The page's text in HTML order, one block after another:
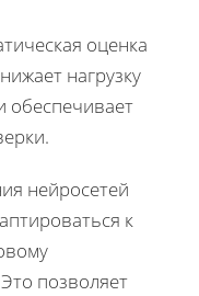
оценка
нагрузку
обеспечивает
нейросетей
к
позволяет